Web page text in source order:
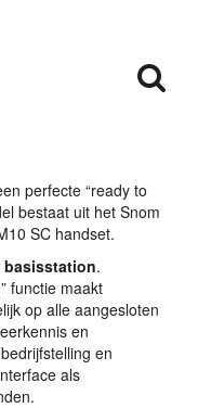
perfecte “ready to
bestaat uit het Snom
SC handset.
basisstation.
functie maakt
op alle aangesloten
en
en
als